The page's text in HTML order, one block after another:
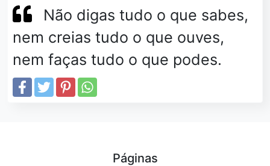
Não digas tudo o que sabes,
nem creias tudo o que ouves,
nem faças tudo o que podes.
Páginas